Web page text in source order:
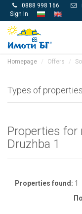
 0888 998 166 
Sign In
Homepage Offers
Types of properties
Properties for
Druzhba 1
Properties found: 1